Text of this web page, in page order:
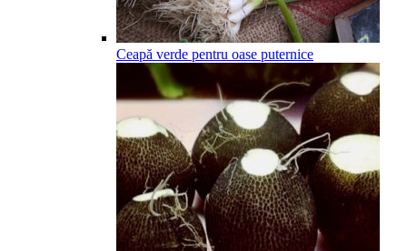
Ceapă verde pentru oase puternice